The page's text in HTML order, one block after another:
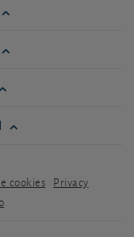
cookies Privacy